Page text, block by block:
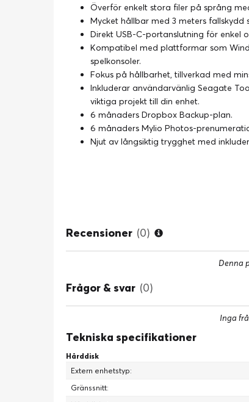
Överför enkelt stora filer på språng
Mycket hållbar med 3 meters
Direkt USB-C-portanslutning för enkel
Kompatibel med plattformar som
spelkonsoler.
Fokus på hållbarhet, tillverkad med
Inkluderar användarvänlig Seagate
viktiga projekt till din enhet.
6 månaders Dropbox Backup-plan.
6 månaders Mylio Photos-
Njut av långsiktig trygghet med
Recensioner (0)
Denna
Frågor & svar (0)
Inga
Tekniska specifikationer
Hårddisk
Extern enhetstyp:
Gränssnitt: